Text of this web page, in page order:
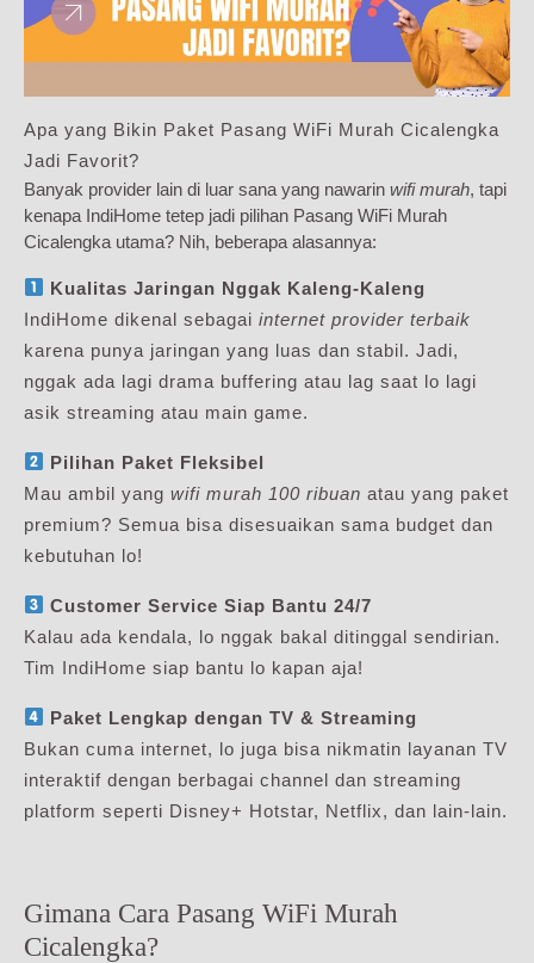
Apa yang Bikin Paket Pasang WiFi Murah Cicalengka
Jadi Favorit?
Banyak provider lain di luar sana yang nawarin wifi murah, tapi
kenapa IndiHome tetep jadi pilihan Pasang WiFi Murah
Cicalengka utama? Nih, beberapa alasannya:
Kualitas Jaringan Nggak Kaleng-Kaleng
IndiHome dikenal sebagai internet provider terbaik
karena punya jaringan yang luas dan stabil. Jadi,
nggak ada lagi drama buffering atau lag saat lo lagi
asik streaming atau main game.
Pilihan Paket Fleksibel
Mau ambil yang wifi murah 100 ribuan atau yang paket
premium? Semua bisa disesuaikan sama budget dan
kebutuhan lo!
Customer Service Siap Bantu 24/7
Kalau ada kendala, lo nggak bakal ditinggal sendirian.
Tim IndiHome siap bantu lo kapan aja!
Paket Lengkap dengan TV & Streaming
Bukan cuma internet, lo juga bisa nikmatin layanan TV
interaktif dengan berbagai channel dan streaming
platform seperti Disney+ Hotstar, Netflix, dan lain-lain.
Gimana Cara Pasang WiFi Murah
Cicalengka?